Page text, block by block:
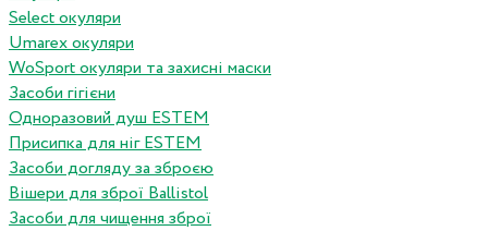
Select окуляри
Umarex окуляри
WoSport окуляри та захисні маски
Засоби гігієни
Одноразовий душ ESTEM
Присипка для ніг ESTEM
Засоби догляду за зброєю
Вішери для зброї Ballistol
Засоби для чищення зброї